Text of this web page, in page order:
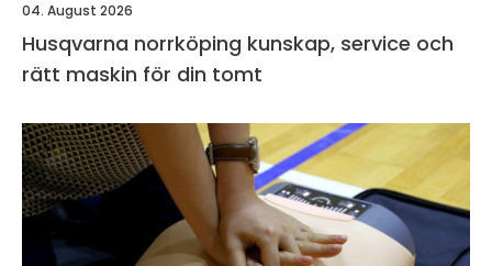
04. August 2026
Husqvarna norrköping kunskap, service och
rätt maskin för din tomt